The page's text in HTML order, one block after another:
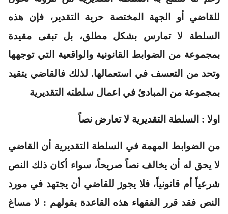
للقاضي أو الجهة المختصة حرية التقدير، فإن هذه
السلطة لا تمارس بشكل مطلق، بل تبقى مقيدة
بمجموعة من الضوابط القانونية والواقعية التي توجهها
وتحد من التعسف في استعمالها. لذلك فالقاضي يتقيد
بمجموعة من المبادئ في اعمال سلطته التقديرية
اولا : السلطة التقديرية لا تعارض نصاً
من الضوابط المهمة في السلطة التقديرية أن القاضي
لا يحق له أن يخالف نصاً صريحاً، سواء أكان ذلك النص
شرعياً أم قانونياً، فلا يجوز للقاضي أن يجتهد في مورد
النص فقد قرر الفقهاء هذه القاعدة بقولهم : لا مساغ